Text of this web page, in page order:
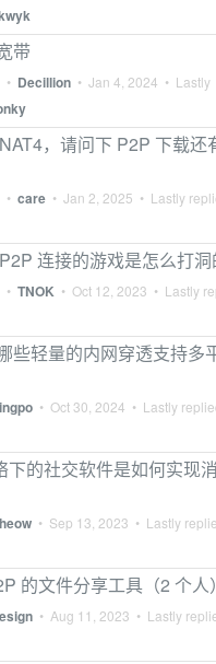
带
• Decillion • Jan 4, 2024 • Lastly
，请问下 P2P 下载还
• care • Jan 2, 2025 • Lastly
连接的游戏是怎么打洞
• TNOK • Oct 12, 2023 • Lastly
些轻量的内网穿透支持多
• Oct 30, 2024 • Lastly
下的社交软件是如何实现
• Sep 13, 2023 • Lastly
的文件分享工具（2 个人）
• Aug 11, 2023 • Lastly